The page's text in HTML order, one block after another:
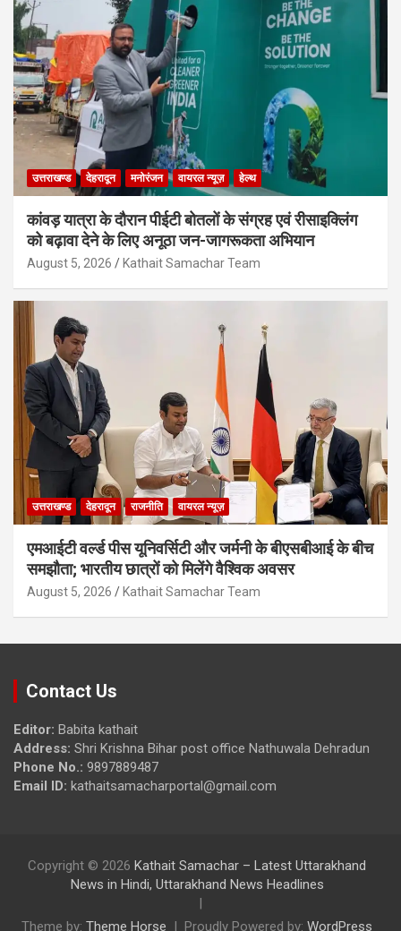
उत्तराखण्ड देहरादून मनोरंजन वायरल न्यूज़ हेल्थ
कांवड़ यात्रा के दौरान पीईटी बोतलों के संग्रह एवं रीसाइक्लिंग
को बढ़ावा देने के लिए अनूठा जन-जागरूकता अभियान
August 5, 2026 Kathait Samachar Team
उत्तराखण्ड देहरादून राजनीति वायरल न्यूज़
एमआईटी वर्ल्ड पीस यूनिवर्सिटी और जर्मनी के बीएसबीआई के बीच
समझौता; भारतीय छात्रों को मिलेंगे वैश्विक अवसर
August 5, 2026 Kathait Samachar Team
Contact Us
Editor: Babita kathait
Address: Shri Krishna Bihar post office Nathuwala Dehradun
Phone No.: 9897889487
Email ID: kathaitsamacharportal@gmail.com
Copyright © 2026 Kathait Samachar – Latest Uttarakhand
News in Hindi, Uttarakhand News Headlines
Theme by: Theme Horse Proudly Powered by: WordPress